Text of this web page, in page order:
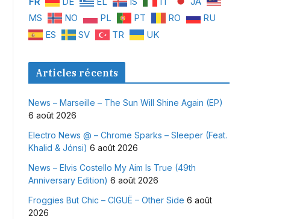
MS
NO PL PT RO
RU
ES
SV TR UK
Articles récents
News – Marseille – The Sun Will Shine Again (EP)
6 août 2026
Electro News @ – Chrome Sparks – Sleeper (Feat.
Khalid & Jónsi) 6 août 2026
News – Elvis Costello My Aim Is True (49th
Anniversary Edition) 6 août 2026
Froggies But Chic – CIGUË – Other Side 6 août
2026